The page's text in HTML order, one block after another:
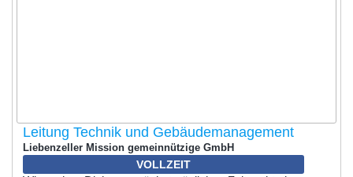
Leitung Technik und Gebäudemanagement
Liebenzeller Mission gemeinnützige GmbH
VOLLZEIT